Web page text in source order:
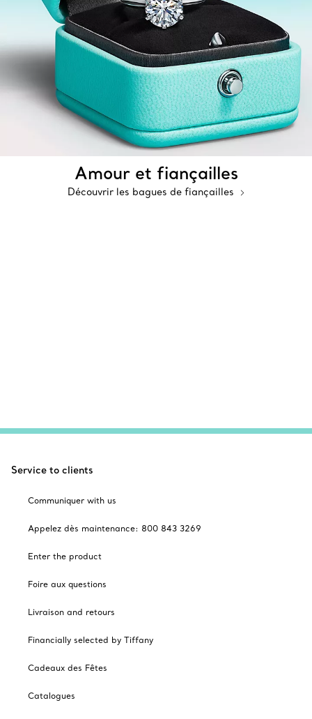
Amour et fiançailles
Découvrir les bagues de fiançailles
Service to clients
Communiquer with us
Appelez dès maintenance: 800 843 3269
Enter the product
Foire aux questions
Livraison and retours
Financially selected by Tiffany
Cadeaux des Fêtes
Catalogues